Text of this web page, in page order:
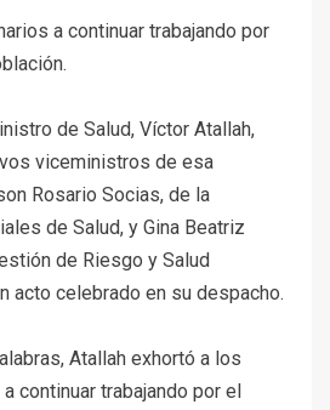
a continuar trabajando por
de Salud, Víctor Atallah,
viceministros de esa
Rosario Socias, de la
de Salud, y Gina Beatriz
de Riesgo y Salud
acto celebrado en su despacho.
Atallah exhortó a los
continuar trabajando por el